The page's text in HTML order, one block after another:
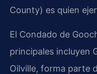
County) es quien
El Condado de
principales incluyen
Oilville, forma parte